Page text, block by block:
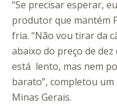
“Se precisar esperar,
produtor que mantém
fria. “Não vou tirar da
abaixo do preço de
está lento, mas nem
barato”, completou
Minas Gerais.